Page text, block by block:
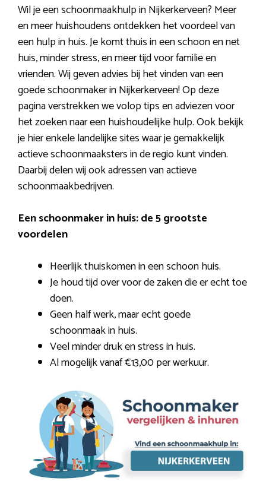
Wil je een schoonmaakhulp in Nijkerkerveen? Meer
en meer huishoudens ontdekken het voordeel van
een hulp in huis. Je komt thuis in een schoon en net
huis, minder stress, en meer tijd voor familie en
vrienden. Wij geven advies bij het vinden van een
goede schoonmaker in Nijkerkerveen! Op deze
pagina verstrekken we volop tips en adviezen voor
het zoeken naar een huishoudelijke hulp. Ook bekijk
je hier enkele landelijke sites waar je gemakkelijk
actieve schoonmaaksters in de regio kunt vinden.
Daarbij delen wij ook adressen van actieve
schoonmaakbedrijven.
Een schoonmaker in huis: de 5 grootste
voordelen
Heerlijk thuiskomen in een schoon huis.
Je houd tijd over voor de zaken die er echt toe
doen.
Geen half werk, maar echt goede
schoonmaak in huis.
Veel minder druk en stress in huis.
Al mogelijk vanaf €13,00 per werkuur.